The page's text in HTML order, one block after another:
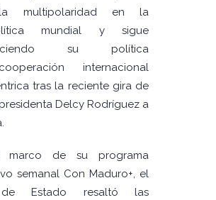
multipolaridad en la
mundial y sigue
su política
internacional
tras la reciente gira de
Delcy Rodríguez a
marco de su programa
semanal Con Maduro+, el
Estado resaltó las